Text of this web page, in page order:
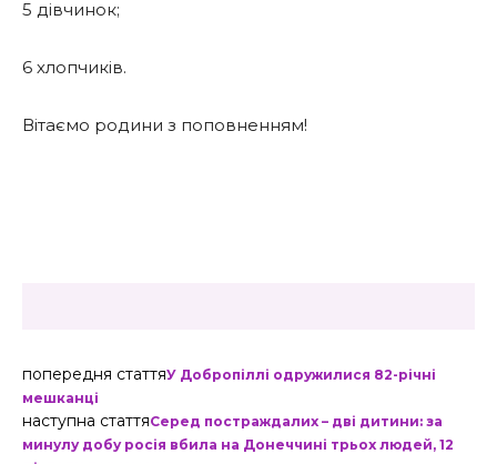
5 дівчинок;
6 хлопчиків.
Вітаємо родини з поповненням!
попередня статтяУ Добропіллі одружилися 82-річні
мешканці
наступна статтяСеред постраждалих – дві дитини: за
минулу добу росія вбила на Донеччині трьох людей, 12